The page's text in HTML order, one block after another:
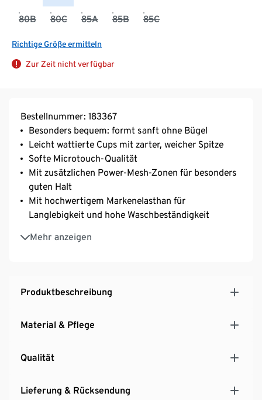
80B 80C 85A 85B 85C
Richtige Größe ermitteln
Zur Zeit nicht verfügbar
Bestellnummer: 183367
Besonders bequem: formt sanft ohne Bügel
Leicht wattierte Cups mit zarter, weicher Spitze
Softe Microtouch-Qualität
Mit zusätzlichen Power-Mesh-Zonen für besonders
guten Halt
Mit hochwertigem Markenelasthan für
Langlebigkeit und hohe Waschbeständigkeit
Mehr anzeigen
Längenverstellbare Träger
3-fach verstellbarer SoftSeal®-Häkchenverschluss
Produktbeschreibung
Material & Pflege
Qualität
Lieferung & Rücksendung